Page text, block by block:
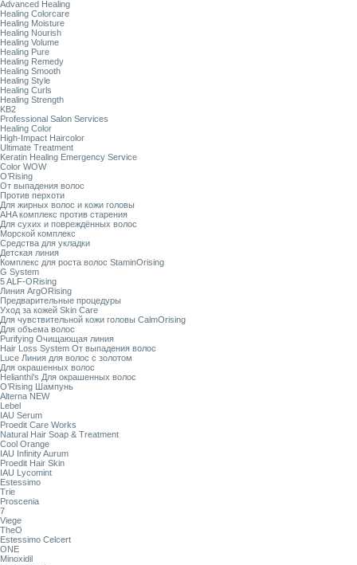
Advanced Healing
Healing Colorcare
Healing Moisture
Healing Nourish
Healing Volume
Healing Pure
Healing Remedy
Healing Smooth
Healing Style
Healing Curls
Healing Strength
KB2
Professional Salon Services
Healing Color
High-Impact Haircolor
Ultimate Treatment
Keratin Healing Emergency Service
Color WOW
O’Rising
От выпадения волос
Против перхоти
Для жирных волос и кожи головы
AHA комплекс против старения
Для сухих и повреждённых волос
Морской комплекс
Средства для укладки
Детская линия
Комплекс для роста волос StaminOrising
G System
5 ALF-ORising
Линия ArgORising
Предварительные процедуры
Уход за кожей Skin Care
Для чувствительной кожи головы CalmOrising
Для объема волос
Purifying Очищающая линия
Hair Loss System От выпадения волос
Luce Линия для волос с золотом
Для окрашенных волос
Helianthi's Для окрашенных волос
O’Rising Шампунь
Alterna NEW
Lebel
IAU Serum
Proedit Care Works
Natural Hair Soap & Treatment
Cool Orange
IAU Infinity Aurum
Proedit Hair Skin
IAU Lycomint
Estessimo
Trie
Proscenia
7
Viege
TheO
Estessimo Celcert
ONE
Minoxidil